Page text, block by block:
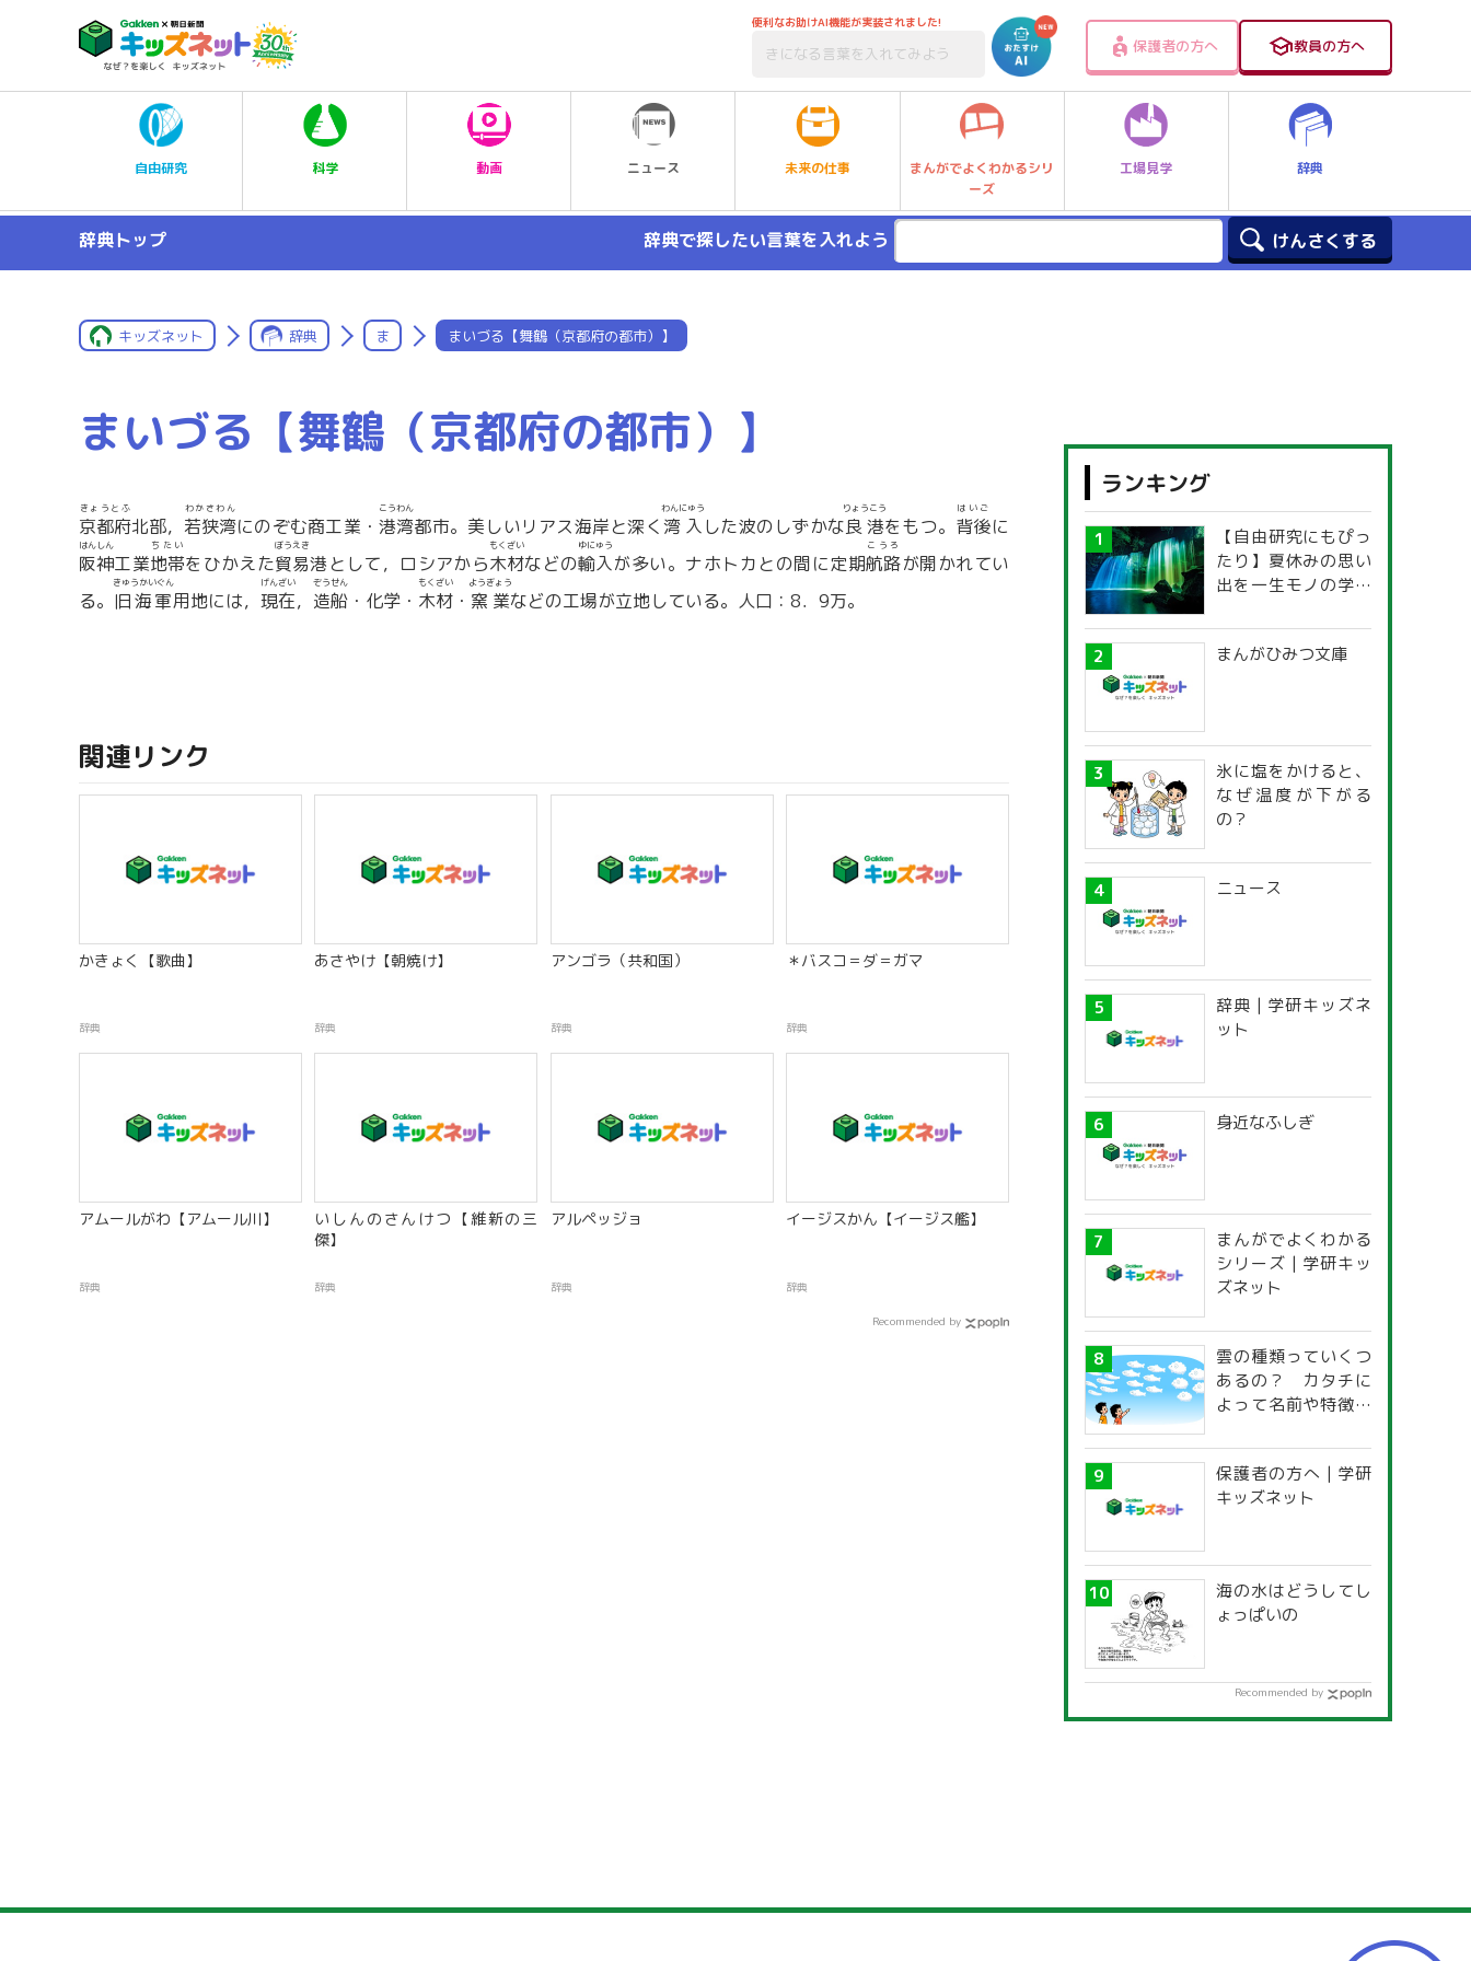
便利なお助けAI機能が実装されました!
保護者の方へ 教員の方へ
自由研究 科学 動画 ニュース 未来の仕事
まんがでよくわかるシリ
ーズ
工場見学 辞典
辞典トップ 辞典で探したい言葉を入れよう
キッズネット 辞典 ま まいづる【舞鶴（京都府の都市）】
まいづる【舞鶴（京都府の都市）】
京都府
きょうとふ
北部， 若狭湾
わかさわん
にのぞむ商工業・ 港湾
こうわん
都市。美しいリアス海岸と深く湾入
わんにゅう
した波のしずかな良港
りょうこう
をもつ。 背後
はいご
に
阪神
はんしん
工業地帯
ちたい
をひかえた貿易
ぼうえき
港として，ロシアから木材
もくざい
などの輸入
ゆにゅう
が多い。ナホトカとの間に定期航路
こうろ
が開かれてい
る。 旧海軍
きゅうかいぐん
用地には， 現在
げんざい
， 造船
ぞうせん
・化学・ 木材
もくざい
・ 窯業
ようぎょう
などの工場が立地している。人口：8．9万。
関連リンク
かきょく【歌曲】
辞典
あさやけ【朝焼け】
辞典
アンゴラ（共和国）
辞典
＊バスコ＝ダ＝ガマ
辞典
アムールがわ【アムール川】
辞典
いしんのさんけつ【維新の三
傑】
辞典
アルペッジョ
辞典
イージスかん【イージス艦】
辞典
Recommended by
ランキング
【自由研究にもぴっ
たり】夏休みの思い
出を一生モノの学び
探究ガイド
まんがひみつ文庫
氷に塩をかけると、
なぜ温度が下がる
の？
ニュース
辞典 | 学研キッズネ
ット
身近なふしぎ
まんがでよくわかる
シリーズ | 学研キッ
ズネット
雲の種類っていくつ
あるの？ カタチに
よって名前や特徴が
保護者の方へ | 学研
キッズネット
海の水はどうしてし
ょっぱいの
Recommended by